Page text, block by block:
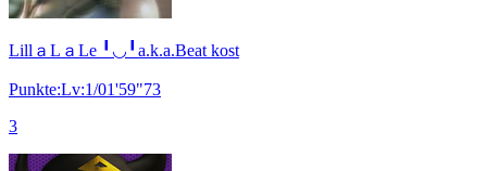
LillａLａLe ╹◡╹a.k.a.Beat kost
Punkte:Lv:1/01'59"73
3